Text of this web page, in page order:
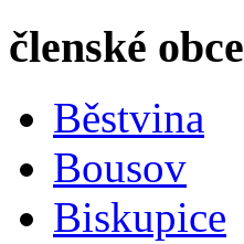
členské obce
Běstvina
Bousov
Biskupice